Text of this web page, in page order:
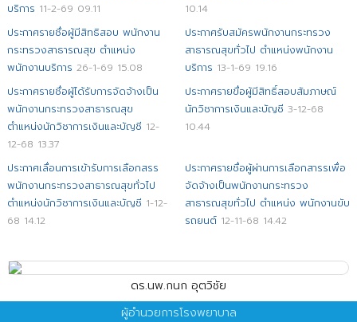
บริการ 11-2-69 09.11
10.14
ประกาศรายชื่อผู้มีสิทธิสอบ พนักงาน
กระทรวงสาธารณสุข ตำแหน่ง
พนักงานบริการ 26-1-69 15.08
ประกาศรับสมัครพนักงานกระทรวง
สาธารณสุขทั่วไป ตำแหน่งพนักงาน
บริการ 13-1-69 19.16
ประกาศรายชื่อผู้ได้รับการจัดจ้างเป็น
พนักงานกระทรวงสาธารณสุข
ตำแหน่งนักวิชาการเงินและบัญชี 12-
12-68 13.37
ประกาศรายขื่อผู้มีสิทธิ์สอบสัมภาษณ์
นักวิชาการเงินและบัญชี 3-12-68
10.44
ประกาศเลื่อนการเข้ารับการเลือกสรร
พนักงานกระทรวงสาธารณสุขทั่วไป
ตำแหน่งนักวิชาการเงินและบัญชี 1-12-
68 14.12
ประกาศรายชื่อผู้ผ่านการเลือกสารรเพื่อ
จัดจ้างเป็นพนักงานกระทรวง
สาธารณสุขทั่วไป ตำแหน่ง พนักงานขับ
รถยนต์ 12-11-68 14.42
ดร.นพ.กนก อุตวิชัย
ผู้อำนวยการโรงพยาบาล